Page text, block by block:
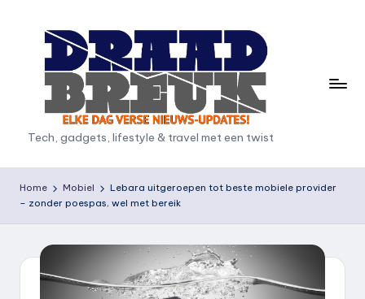
D
r
a
a
b
Tech, gadgets, lifestyle & travel met een twist
Home Mobiel
Lebara uitgeroepen tot beste mobiele provider
– zonder poespas, wel met bereik